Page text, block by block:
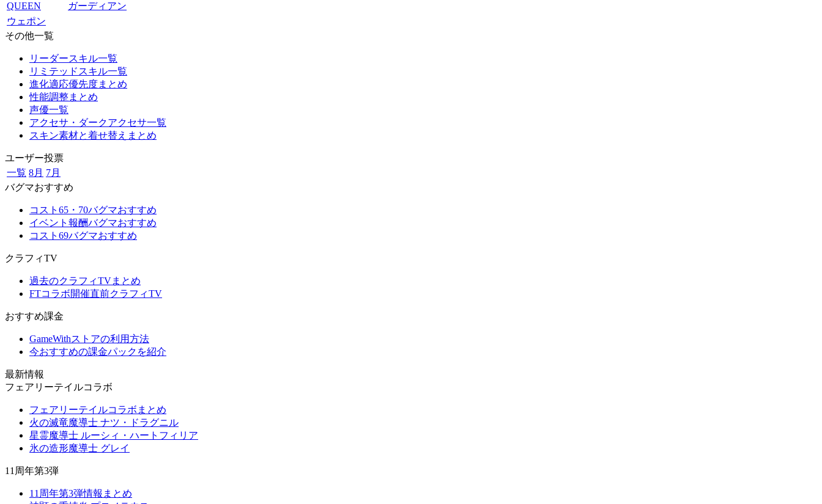
QUEEN
ガーディアン
ウェポン
その他一覧
リーダースキル一覧
リミテッドスキル一覧
進化適応優先度まとめ
性能調整まとめ
声優一覧
アクセサ・ダークアクセサ一覧
スキン素材と着せ替えまとめ
ユーザー投票
一覧 8月 7月
バグマおすすめ
コスト65・70バグマおすすめ
イベント報酬バグマおすすめ
コスト69バグマおすすめ
クラフィTV
過去のクラフィTVまとめ
FTコラボ開催直前クラフィTV
おすすめ課金
GameWithストアの利用方法
今おすすめの課金パックを紹介
最新情報
フェアリーテイルコラボ
フェアリーテイルコラボまとめ
火の滅竜魔導士 ナツ・ドラグニル
星霊魔導士 ルーシィ・ハートフィリア
氷の造形魔導士 グレイ
11周年第3弾
11周年第3弾情報まとめ